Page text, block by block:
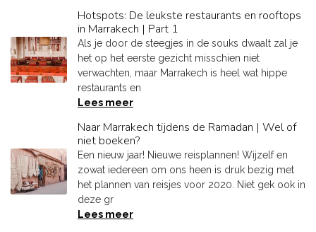
Hotspots: De leukste restaurants en rooftops
in Marrakech | Part 1
Als je door de steegjes in de souks dwaalt zal je
het op het eerste gezicht misschien niet
verwachten, maar Marrakech is heel wat hippe
restaurants en
Lees meer
Naar Marrakech tijdens de Ramadan | Wel of
niet boeken?
Een nieuw jaar! Nieuwe reisplannen! Wijzelf en
zowat iedereen om ons heen is druk bezig met
het plannen van reisjes voor 2020. Niet gek ook in
deze gr
Lees meer